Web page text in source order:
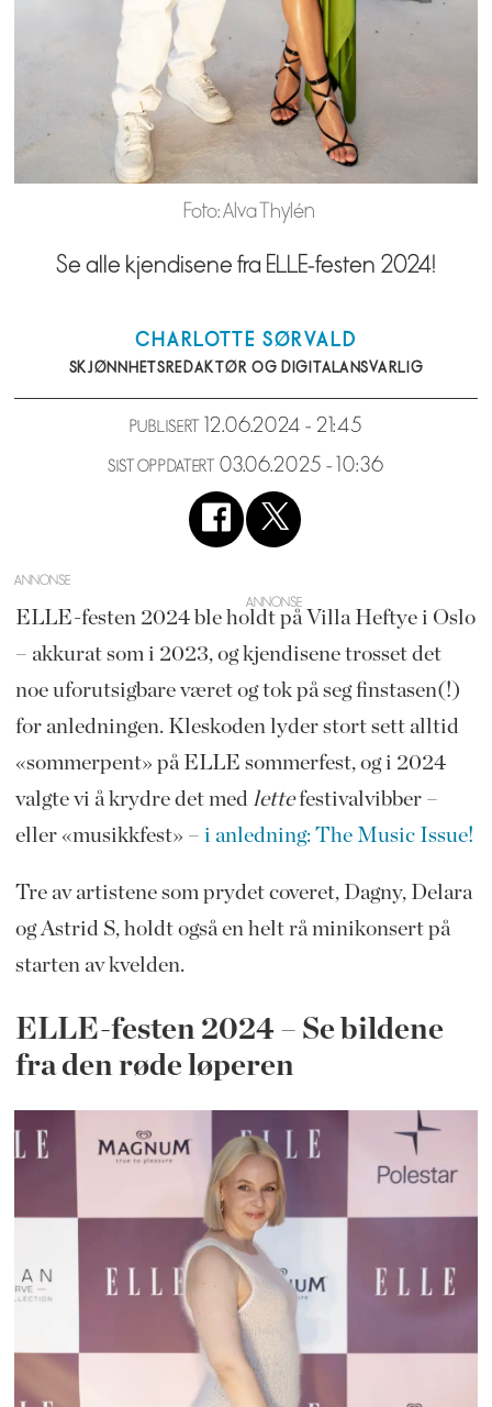
Foto: Alva Thylén
Se alle kjendisene fra ELLE-festen 2024!
CHARLOTTE SØRVALD
SKJØNNHETSREDAKTØR OG DIGITALANSVARLIG
PUBLISERT 12.06.2024 - 21:45
SIST OPPDATERT 03.06.2025 - 10:36
ANNONSE
ELLE-festen 2024 ble holdt på Villa Heftye i Oslo
– akkurat som i 2023, og kjendisene trosset det
noe uforutsigbare været og tok på seg finstasen(!)
for anledningen. Kleskoden lyder stort sett alltid
«sommerpent» på ELLE sommerfest, og i 2024
valgte vi å krydre det med lettefestivalvibber –
eller «musikkfest» – i anledning: The Music Issue!
Tre av artistene som prydet coveret, Dagny, Delara
og Astrid S, holdt også en helt rå minikonsert på
starten av kvelden.
ELLE-festen 2024 – Se bildene
fra den røde løperen